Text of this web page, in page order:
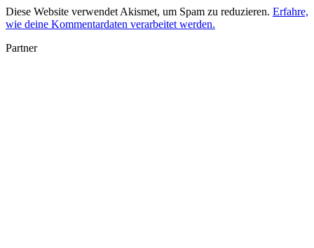
Diese Website verwendet Akismet, um Spam zu reduzieren. Erfahre,
wie deine Kommentardaten verarbeitet werden.
Partner